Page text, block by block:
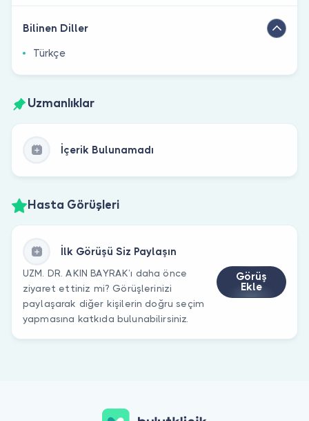
Bilinen Diller
Türkçe
Uzmanlıklar
İçerik Bulunamadı
Hasta Görüşleri
İlk Görüşü Siz Paylaşın
UZM. DR. AKIN BAYRAK’ı daha önce
ziyaret ettiniz mi? Görüşlerinizi
paylaşarak diğer kişilerin doğru seçim
yapmasına katkıda bulunabilirsiniz.
Görüş
Ekle